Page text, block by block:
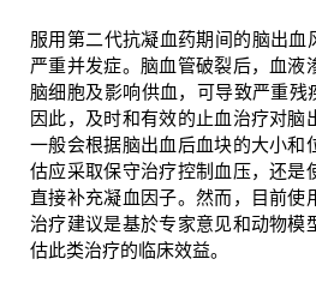
服用第二代抗凝血药期间的脑出血
严重并发症。脑血管破裂后，血液
脑细胞及影响供血，可导致严重残
因此，及时和有效的止血治疗对脑
一般会根据脑出血后血块的大小和
估应采取保守治疗控制血压，还是
直接补充凝血因子。然而，目前使
治疗建议是基於专家意见和动物模
估此类治疗的临床效益。